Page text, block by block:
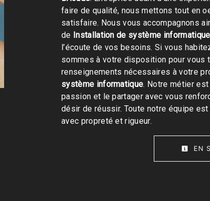
faire de qualité, nous mettons tout en
satisfaire. Nous vous accompagnons
de Installation de système informatique
l’écoute de vos besoins. Si vous
sommes à votre disposition pour vous
renseignements nécessaires à votre
système informatique. Notre métier
passion et le partager avec vous
désir de réussir. Toute notre équipe
avec propreté et rigueur.
EN